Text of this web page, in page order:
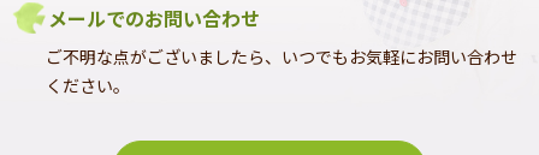
メールでのお問い合わせ
ご不明な点がございましたら、いつでもお気軽にお問い合わせ
ください。